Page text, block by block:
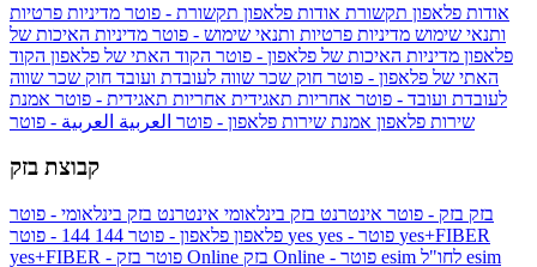
אודות פלאפון תקשורת אודות פלאפון תקשורת - פוטר מדיניות פרטיות
ותנאי שימוש מדיניות פרטיות ותנאי שימוש - פוטר מדיניות האיכות של
פלאפון מדיניות האיכות של פלאפון - פוטר הקוד האתי של פלאפון הקוד
האתי של פלאפון - פוטר חוק שכר שווה לעובדת ועובד חוק שכר שווה
לעובדת ועובד - פוטר אחריות תאגידית אחריות תאגידית - פוטר אמנת
שירות פלאפון אמנת שירות פלאפון - פוטר العربية العربية - פוטר
קבוצת בזק
בזק בזק - פוטר אינטרנט בזק בינלאומי אינטרנט בזק בינלאומי - פוטר
פלאפון פלאפון - פוטר 144 yes
yes+FIBER
yes+FIBER - פוטר בזק Online esim